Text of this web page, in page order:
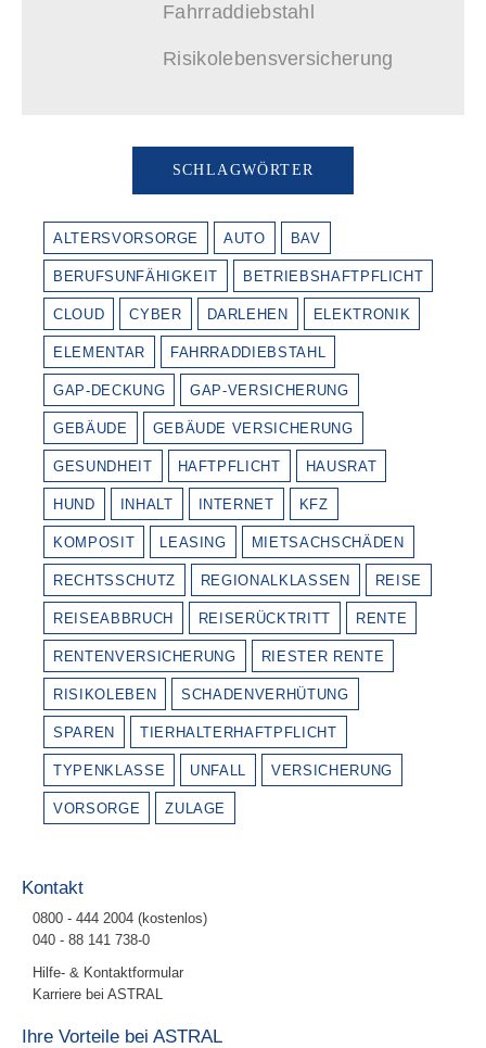
Fahrraddiebstahl
Risikolebensversicherung
SCHLAGWÖRTER
ALTERSVORSORGE AUTO BAV
BERUFSUNFÄHIGKEIT BETRIEBSHAFTPFLICHT
CLOUD CYBER DARLEHEN ELEKTRONIK
ELEMENTAR FAHRRADDIEBSTAHL
GAP-DECKUNG GAP-VERSICHERUNG
GEBÄUDE GEBÄUDE VERSICHERUNG
GESUNDHEIT HAFTPFLICHT HAUSRAT
HUND INHALT INTERNET KFZ
KOMPOSIT LEASING MIETSACHSCHÄDEN
RECHTSSCHUTZ REGIONALKLASSEN REISE
REISEABBRUCH REISERÜCKTRITT RENTE
RENTENVERSICHERUNG RIESTER RENTE
RISIKOLEBEN SCHADENVERHÜTUNG
SPAREN TIERHALTERHAFTPFLICHT
TYPENKLASSE UNFALL VERSICHERUNG
VORSORGE ZULAGE
Kontakt
0800 - 444 2004 (kostenlos)
040 - 88 141 738-0
Hilfe- & Kontaktformular
Karriere bei ASTRAL
Ihre Vorteile bei ASTRAL